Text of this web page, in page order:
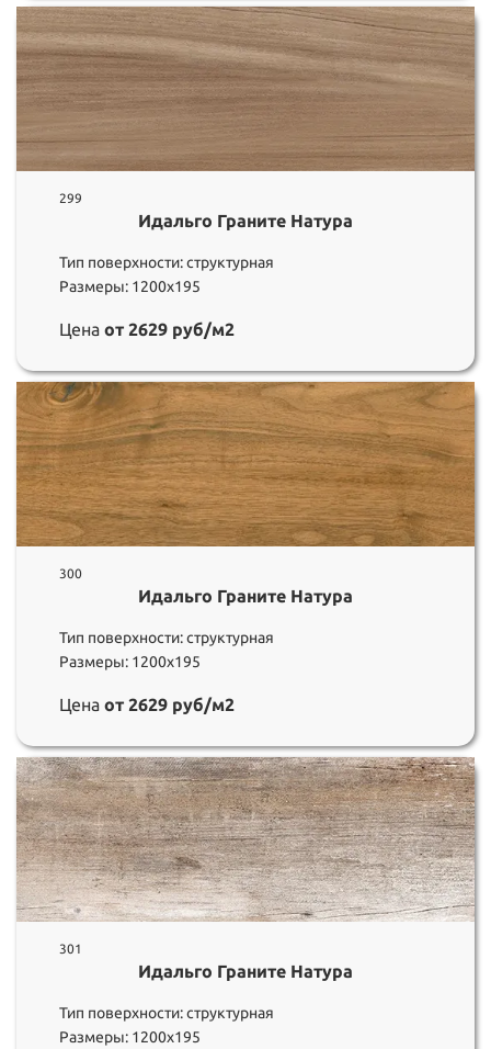
299
Идальго Граните Натура
Тип поверхности: структурная
Размеры: 1200х195
Цена от 2629 руб/м2
300
Идальго Граните Натура
Тип поверхности: структурная
Размеры: 1200х195
Цена от 2629 руб/м2
301
Идальго Граните Натура
Тип поверхности: структурная
Размеры: 1200х195